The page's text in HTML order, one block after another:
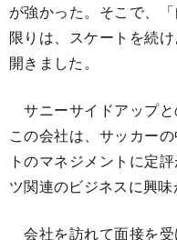
が強かった。そこで、
限りは、スケートを続
開きました。
サニーサイドアップと
この会社は、サッカー
トのマネジメントに定
ツ関連のビジネスに興味
会社を訪れて面接を